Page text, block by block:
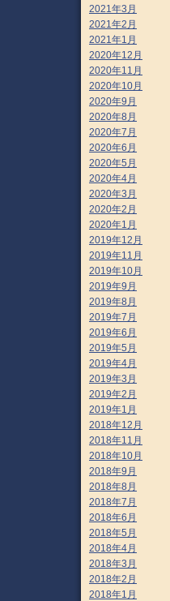
2021年3月
2021年2月
2021年1月
2020年12月
2020年11月
2020年10月
2020年9月
2020年8月
2020年7月
2020年6月
2020年5月
2020年4月
2020年3月
2020年2月
2020年1月
2019年12月
2019年11月
2019年10月
2019年9月
2019年8月
2019年7月
2019年6月
2019年5月
2019年4月
2019年3月
2019年2月
2019年1月
2018年12月
2018年11月
2018年10月
2018年9月
2018年8月
2018年7月
2018年6月
2018年5月
2018年4月
2018年3月
2018年2月
2018年1月